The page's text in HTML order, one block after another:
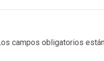
campos obligatorios